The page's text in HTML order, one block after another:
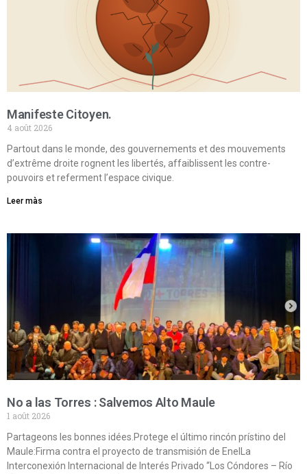
Manifeste Citoyen.
4 août 2026
Partout dans le monde, des gouvernements et des mouvements
d’extrême droite rognent les libertés, affaiblissent les contre-
pouvoirs et referment l’espace civique.
Leer màs
No a las Torres : Salvemos Alto Maule
1 août 2026
Partageons les bonnes idées.Protege el último rincón prístino del
Maule:Firma contra el proyecto de transmisión de EnelLa
Interconexión Internacional de Interés Privado “Los Cóndores – Río